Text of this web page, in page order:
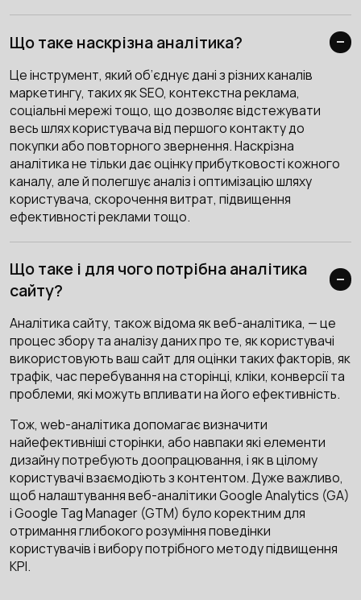
Що таке наскрізна аналітика?
Це інструмент, який об’єднує дані з різних каналів
маркетингу, таких як SEO, контекстна реклама,
соціальні мережі тощо, що дозволяє відстежувати
весь шлях користувача від першого контакту до
покупки або повторного звернення. Наскрізна
аналітика не тільки дає оцінку прибутковості кожного
каналу, але й полегшує аналіз і оптимізацію шляху
користувача, скорочення витрат, підвищення
ефективності реклами тощо.
Що таке і для чого потрібна аналітика
сайту?
Аналітика cайту, також відома як веб-аналітика, — це
процес збору та аналізу даних про те, як користувачі
використовують ваш сайт для оцінки таких факторів, як
трафік, час перебування на сторінці, кліки, конверсії та
проблеми, які можуть впливати на його ефективність.
Тож, web-аналітика допомагає визначити
найефективніші сторінки, або навпаки які елементи
дизайну потребують доопрацювання, і як в цілому
користувачі взаємодіють з контентом. Дуже важливо,
щоб налаштування веб-аналітики Google Analytics (GA)
і Google Tag Manager (GTM) було коректним для
отримання глибокого розуміння поведінки
користувачів і вибору потрібного методу підвищення
KPI.